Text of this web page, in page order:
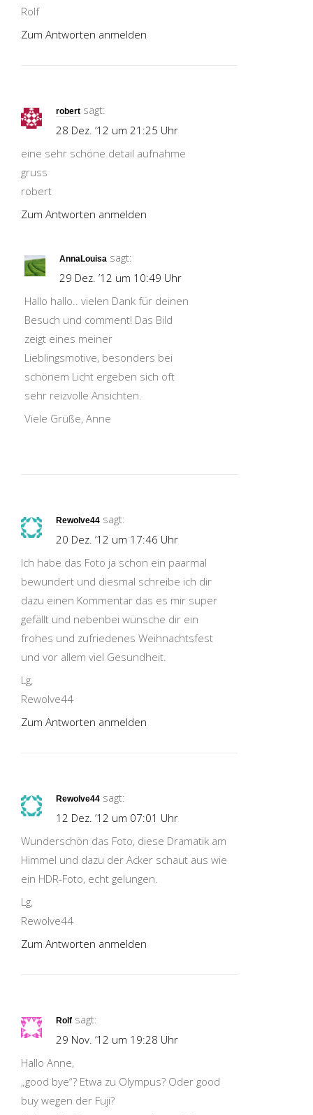
Rolf
Zum Antworten anmelden
robert sagt:
28 Dez. ’12 um 21:25 Uhr
eine sehr schöne detail aufnahme
gruss
robert
Zum Antworten anmelden
AnnaLouisa sagt:
29 Dez. ’12 um 10:49 Uhr
Hallo hallo.. vielen Dank für deinen
Besuch und comment! Das Bild
zeigt eines meiner
Lieblingsmotive, besonders bei
schönem Licht ergeben sich oft
sehr reizvolle Ansichten.
Viele Grüße, Anne
Rewolve44 sagt:
20 Dez. ’12 um 17:46 Uhr
Ich habe das Foto ja schon ein paarmal
bewundert und diesmal schreibe ich dir
dazu einen Kommentar das es mir super
gefällt und nebenbei wünsche dir ein
frohes und zufriedenes Weihnachtsfest
und vor allem viel Gesundheit.
Lg,
Rewolve44
Zum Antworten anmelden
Rewolve44 sagt:
12 Dez. ’12 um 07:01 Uhr
Wunderschön das Foto, diese Dramatik am
Himmel und dazu der Acker schaut aus wie
ein HDR-Foto, echt gelungen.
Lg,
Rewolve44
Zum Antworten anmelden
Rolf sagt:
29 Nov. ’12 um 19:28 Uhr
Hallo Anne,
„good bye“? Etwa zu Olympus? Oder good
buy wegen der Fuji?